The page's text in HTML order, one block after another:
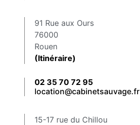
91 Rue aux Ours
76000
Rouen
(Itinéraire)
02 35 70 72 95
location@cabinetsauvage.fr
15-17 rue du Chillou